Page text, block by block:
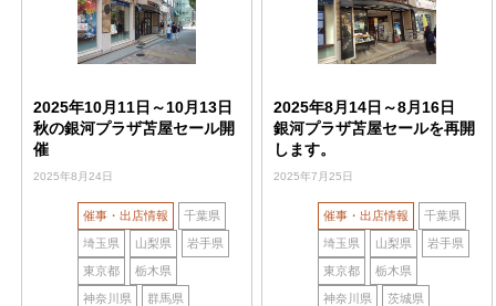
2025年10月11日～10月13日
秋の銀河プラザ苫屋セール開
催
2025年8月24日
催事・出店情報 千葉県
埼玉県 山梨県 岩手県
東京都 栃木県
神奈川県 群馬県
2025年8月14日～8月16日
銀河プラザ苫屋セールを再開
します。
2025年7月25日
催事・出店情報 千葉県
埼玉県 山梨県 岩手県
東京都 栃木県
神奈川県 茨城県